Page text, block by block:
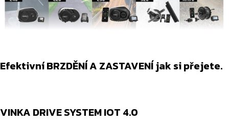
Efektivní BRZDĚNÍ A ZASTAVENÍ jak si přejete.
VINKA DRIVE SYSTEM IOT 4.0